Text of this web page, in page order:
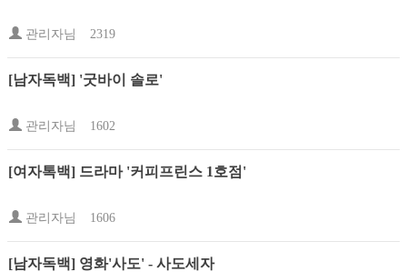
관리자님 2319
[남자독백] '굿바이 솔로'
관리자님 1602
[여자톡백] 드라마 '커피프린스 1호점'
관리자님 1606
[남자독백] 영화'사도' - 사도세자